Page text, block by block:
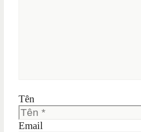
Tên
Email